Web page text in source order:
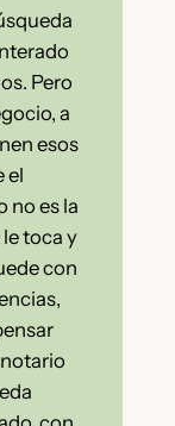
Pero
a
esos
el
no es la
toca y
con